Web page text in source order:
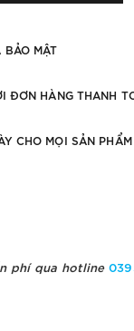
BẢO MẬT
ĐƠN HÀNG THANH
CHO MỌI SẢN PHẨM
phí qua hotline